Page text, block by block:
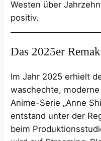
Westen über
positiv.
Das 2025er
Im Jahr 2025 erhielt
waschechte,
Anime-Serie „Anne
entstand unter der
beim